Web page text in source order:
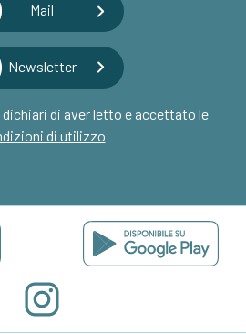
Mail
Newsletter
di aver letto e accettato le
di utilizzo